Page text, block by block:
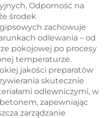
Odporność na
środek
zachowuje
odlewania – od
pokojowej po procesy
temperaturze.
jakości preparatów
skutecznie
odlewniczymi, w
zapewniając
zarządzanie